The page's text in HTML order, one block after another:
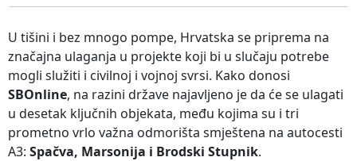
U tišini i bez mnogo pompe, Hrvatska se priprema na
značajna ulaganja u projekte koji bi u slučaju potrebe
mogli služiti i civilnoj i vojnoj svrsi. Kako donosi
SBOnline, na razini države najavljeno je da će se ulagati
u desetak ključnih objekata, među kojima su i tri
prometno vrlo važna odmorišta smještena na autocesti
A3: Spačva, Marsonija i Brodski Stupnik.